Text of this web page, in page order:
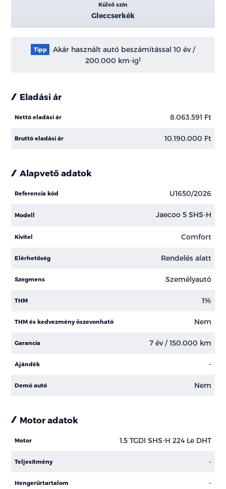
Külső szín
Gleccserkék
Tipp
Akár használt autó beszámítással 10 év /
200.000 km-ig1
Eladási ár
Nettó eladási ár 8.063.591 Ft
Bruttó eladási ár 10.190.000 Ft
Alapvető adatok
Referencia kód U1650/2026
Modell Jaecoo 5 SHS-H
Kivitel Comfort
Elérhetőség Rendelés alatt
Szegmens Személyautó
THM 1%
THM és kedvezmény öszevonható Nem
Garancia 7 év / 150.000 km
Ajándék -
Demó autó Nem
Motor adatok
Motor 1.5 TGDI SHS-H 224 Le DHT
Teljesítmény -
Hengerűrtartalom -